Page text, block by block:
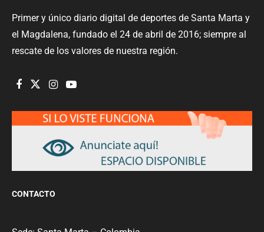
Primer y único diario digital de deportes de Santa Marta y
el Magdalena, fundado el 24 de abril de 2016; siempre al
rescate de los valores de nuestra región.
CONTACTO